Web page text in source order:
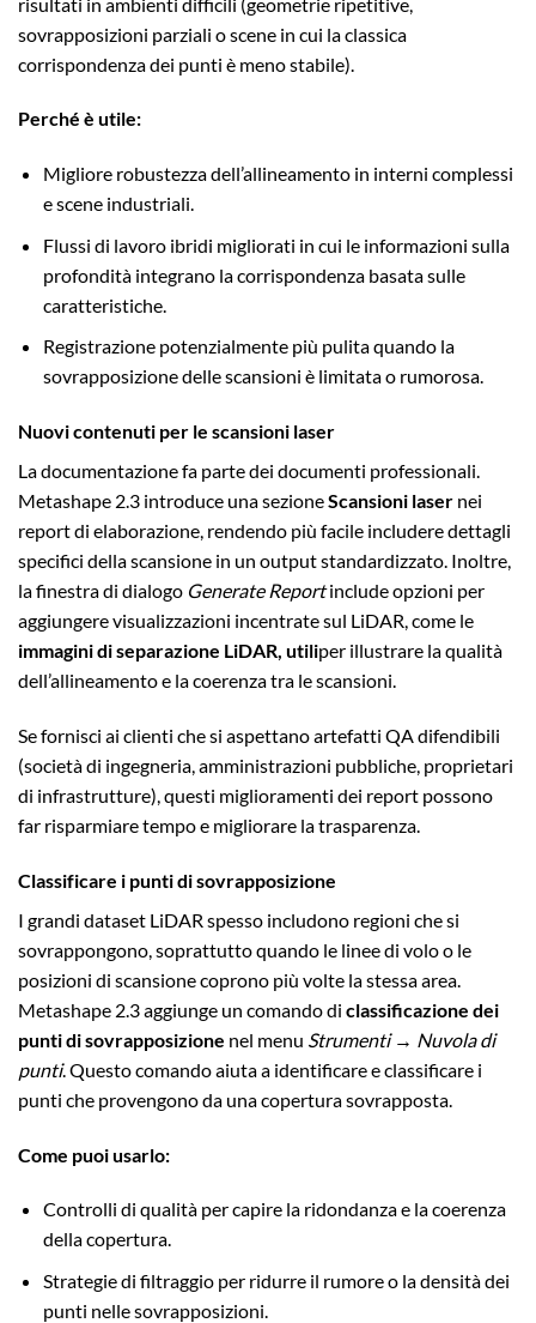
sovrapposizioni parziali o scene in cui la classica
corrispondenza dei punti è meno stabile).
Perché è utile:
Migliore robustezza dell’allineamento in interni complessi
e scene industriali.
Flussi di lavoro ibridi migliorati in cui le informazioni sulla
profondità integrano la corrispondenza basata sulle
caratteristiche.
Registrazione potenzialmente più pulita quando la
sovrapposizione delle scansioni è limitata o rumorosa.
Nuovi contenuti per le scansioni laser
La documentazione fa parte dei documenti professionali.
Metashape 2.3 introduce una sezioneScansioni laser nei
report di elaborazione, rendendo più facile includere dettagli
specifici della scansione in un output standardizzato. Inoltre,
la finestra di dialogo Generate Reportinclude opzioni per
aggiungere visualizzazioni incentrate sul LiDAR, come le
immagini di separazione LiDAR, utiliper illustrare la qualità
dell’allineamento e la coerenza tra le scansioni.
Se fornisci ai clienti che si aspettano artefatti QA difendibili
(società di ingegneria, amministrazioni pubbliche, proprietari
di infrastrutture), questi miglioramenti dei report possono
far risparmiare tempo e migliorare la trasparenza.
Classificare i punti di sovrapposizione
I grandi dataset LiDAR spesso includono regioni che si
sovrappongono, soprattutto quando le linee di volo o le
posizioni di scansione coprono più volte la stessa area.
Metashape 2.3 aggiunge un comando di classificazione dei
punti di sovrapposizione nel menu Strumenti → Nuvola di
punti. Questo comando aiuta a identificare e classificare i
punti che provengono da una copertura sovrapposta.
Come puoi usarlo:
Controlli di qualità per capire la ridondanza e la coerenza
della copertura.
Strategie di filtraggio per ridurre il rumore o la densità dei
punti nelle sovrapposizioni.